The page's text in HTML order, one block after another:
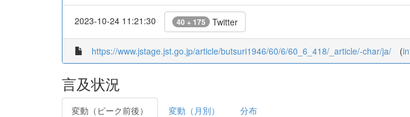
2023-10-24 11:21:30 40 + 175 Twitter
https://www.jstage.jst.go.jp/article/butsuri1946/60/6/60_6_418/_article/-char/ja/ (
言及状況
変動（ピーク前後） 変動（月別） 分布